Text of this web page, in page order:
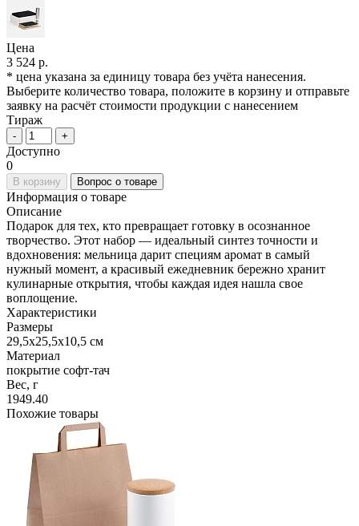
Цена
3 524 р.
* цена указана за единицу товара без учёта нанесения.
Выберите количество товара, положите в корзину и отправьте
заявку на расчёт стоимости продукции с нанесением
Тираж
- +
Доступно
0
В корзину Вопрос о товаре
Информация о товаре
Описание
Подарок для тех, кто превращает готовку в осознанное
творчество. Этот набор — идеальный синтез точности и
вдохновения: мельница дарит специям аромат в самый
нужный момент, а красивый ежедневник бережно хранит
кулинарные открытия, чтобы каждая идея нашла свое
воплощение.
Характеристики
Размеры
29,5х25,5х10,5 см
Материал
покрытие софт-тач
Вес, г
1949.40
Похожие товары